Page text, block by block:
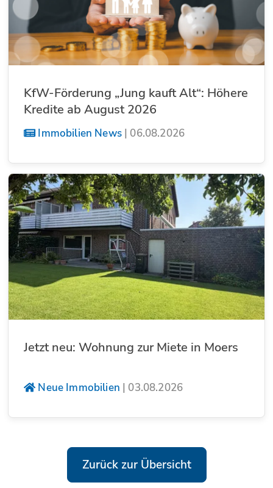
KfW-Förderung „Jung kauft Alt“: Höhere
Kredite ab August 2026
Immobilien News| 06.08.2026
Jetzt neu: Wohnung zur Miete in Moers
Neue Immobilien | 03.08.2026
Zurück zur Übersicht